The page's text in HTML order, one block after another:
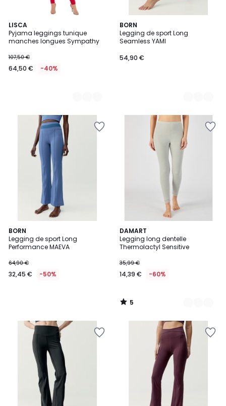
LISCA
Pyjama leggings tunique
manches longues Sympathy
107,50 €
64,50 € -40%
2
Couleurs
BORN
Legging de sport Long
Seamless YAMI
54,90 €
2
Couleurs
BORN
Legging de sport Long
Performance MAEVA
64,90 €
32,45 € -50%
DAMART
Legging long dentelle
Thermolactyl Sensitive
35,99 €
14,39 € -60%
5
/
5
2
Couleurs
5
/